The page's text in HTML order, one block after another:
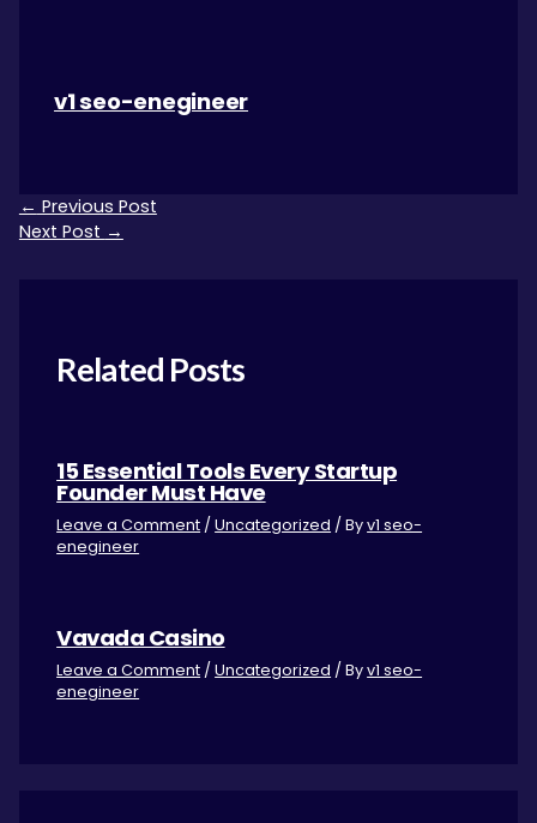
v1 seo-enegineer
← Previous Post
Next Post →
Related Posts
15 Essential Tools Every Startup
Founder Must Have
Leave a Comment /Uncategorized / Byv1 seo-
enegineer
Vavada Casino
Leave a Comment /Uncategorized / Byv1 seo-
enegineer